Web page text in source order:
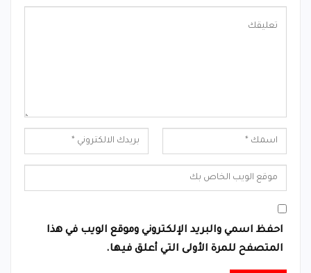
احفظ اسمي والبريد الإلكتروني وموقع الويب في هذا
المتصفح للمرة الأولى التي أعلق فيها.